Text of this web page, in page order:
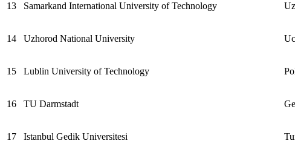
13 Samarkand International University of Technology
14 Uzhorod National University
15 Lublin University of Technology
16 TU Darmstadt
17 Istanbul Gedik Universitesi